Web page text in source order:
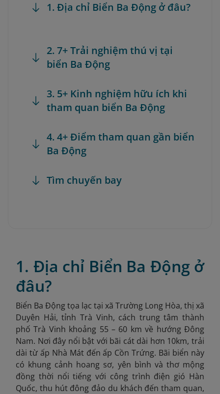
1. Địa chỉ Biển Ba Động ở đâu?
2. 7+ Trải nghiệm thú vị tại
biển Ba Động
3. 5+ Kinh nghiệm hữu ích khi
tham quan biển Ba Động
4. 4+ Điểm tham quan gần biển
Ba Động
Tìm chuyến bay
1. Địa chỉ Biển Ba Động ở
đâu?
Biển Ba Động tọa lạc tại xã Trường Long Hòa, thị xã
Duyên Hải, tỉnh Trà Vinh, cách trung tâm thành
phố Trà Vinh khoảng 55 – 60 km về hướng Đông
Nam. Nơi đây nổi bật với bãi cát dài hơn 10km, trải
dài từ ấp Nhà Mát đến ấp Cồn Trứng. Bãi biển này
có khung cảnh hoang sơ, yên bình và thơ mộng
đồng thời nổi tiếng với công trình điện gió Hàn
Quốc, thu hút đông đảo du khách đến tham quan,